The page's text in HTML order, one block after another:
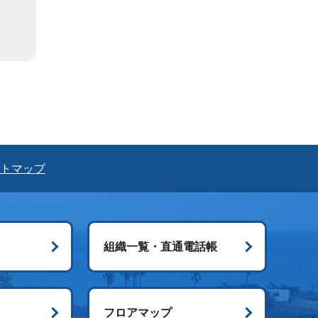
マップ
組織一覧・直通電話帳
フロアマップ